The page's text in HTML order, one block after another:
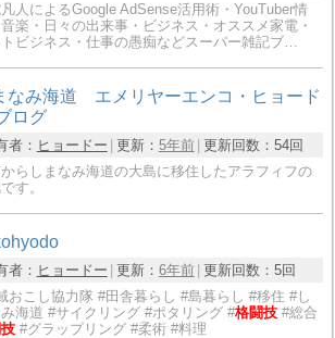
人によるGoogle AdSense活用術・YouTuber情
楽・日々の出来事・ビジネス・オススメ家電・
ビジネス・仕事の愚痴などスーパー雑記ブ…
なみ海道 エメリヤーエンコ・ヒョード
ログ
者： ヒョードー 更新： 5年前 更新回数： 54回
らしまなみ海道の大島に移住したアラフィフの
す。
者： ヒョードー 更新： 6年前 更新回数： 5回
おこし協力隊 #田舎暮らし #島暮らし #移住 #し
み海道 #サイクリング #ポタリング #格闘技 #総合
#グラップリング #柔術 #料理